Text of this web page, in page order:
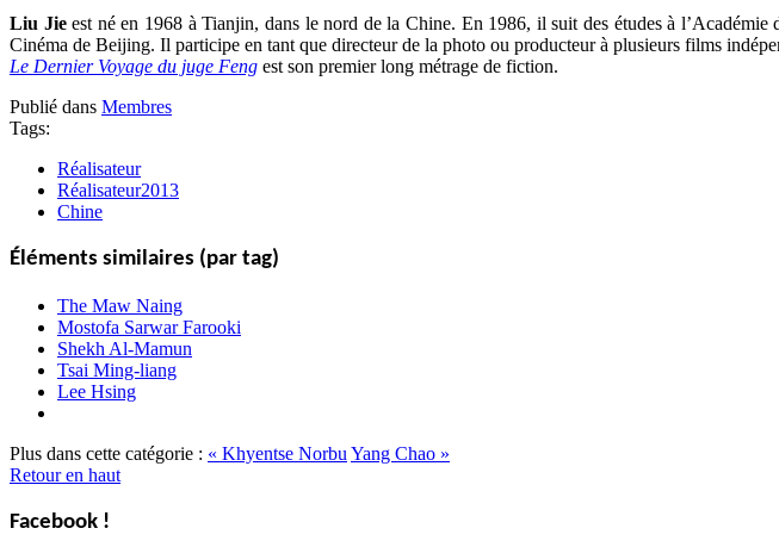
Liu Jieest né en 1968 à Tianjin, dans le nord de la Chine. En 1986, il suit des études à
Cinéma de Beijing. Il participe en tant que directeur de la photo ou producteur à plusieurs films
Le Dernier Voyage du juge Feng est son premier long métrage de fiction.
Publié dans Membres
Tags:
Réalisateur
Réalisateur2013
Chine
Éléments similaires (par tag)
The Maw Naing
Mostofa Sarwar Farooki
Shekh Al-Mamun
Tsai Ming-liang
Lee Hsing
Plus dans cette catégorie : « Khyentse Norbu Yang Chao »
Retour en haut
Facebook !